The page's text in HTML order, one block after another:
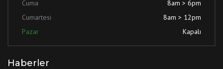
Cuma
8am > 6pm
Cumartesi
8am > 12pm
Pazar
Kapalı
Haberler